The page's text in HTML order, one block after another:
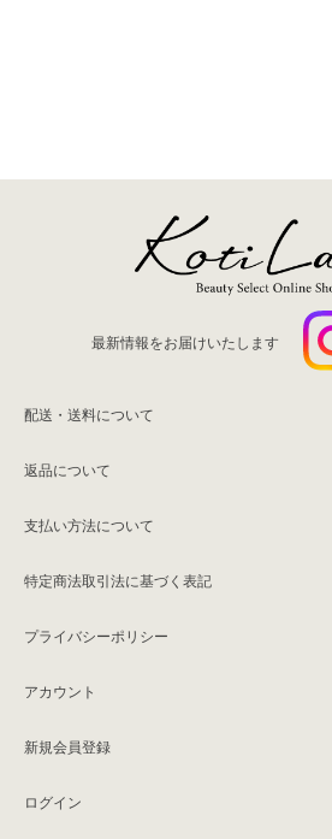
最新情報をお届けいたします
配送・送料について
返品について
支払い方法について
特定商法取引法に基づく表記
プライバシーポリシー
アカウント
新規会員登録
ログイン